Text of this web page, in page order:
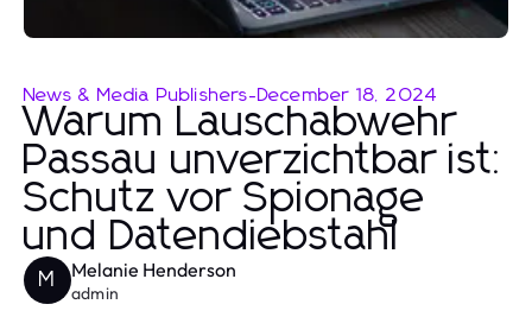
News & Media Publishers-December 18, 2024
Warum Lauschabwehr
Passau unverzichtbar ist:
Schutz vor Spionage
und Datendiebstahl
M Melanie Henderson
admin